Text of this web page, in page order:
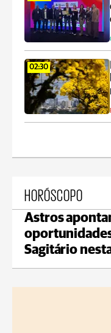
02:30
HORÓSCOPO
Astros
Sagitário